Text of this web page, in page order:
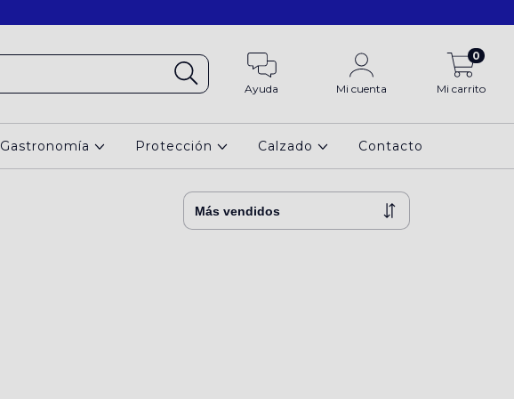
Ayuda Mi cuenta Mi carrito
0
Gastronomía Protección Calzado Contacto